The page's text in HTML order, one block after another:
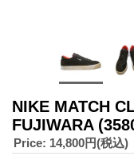
NIKE MATCH
FUJIWARA
Price: 14,800円(税込)